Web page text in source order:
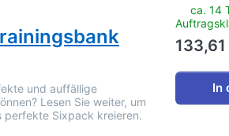
liegen noch keine Bewertungen
und auffällige
Lesen Sie weiter, um
perfekte Sixpack kreieren.
ca. 14
In